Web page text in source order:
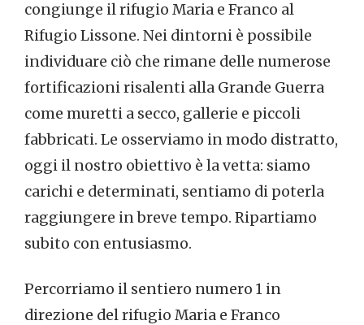
congiunge il rifugio Maria e Franco al
Rifugio Lissone. Nei dintorni è possibile
individuare ciò che rimane delle numerose
fortificazioni risalenti alla Grande Guerra
come muretti a secco, gallerie e piccoli
fabbricati. Le osserviamo in modo distratto,
oggi il nostro obiettivo è la vetta: siamo
carichi e determinati, sentiamo di poterla
raggiungere in breve tempo. Ripartiamo
subito con entusiasmo.
Percorriamo il sentiero numero 1 in
direzione del rifugio Maria e Franco